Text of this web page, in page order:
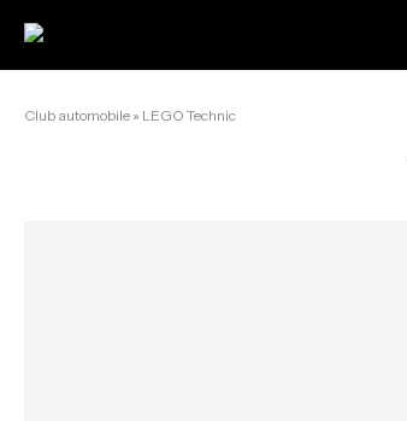
Club automobile » LEGO Technic